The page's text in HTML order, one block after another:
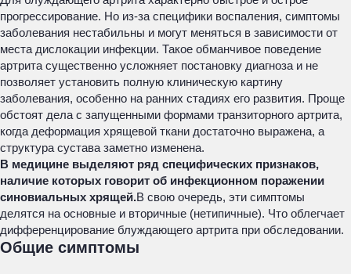
прогрессирование. Но из-за специфики воспаления, симптомы
заболевания нестабильны и могут меняться в зависимости от
места дислокации инфекции. Такое обманчивое поведение
артрита существенно усложняет постановку диагноза и не
позволяет установить полную клиническую картину
заболевания, особенно на ранних стадиях его развития. Проще
обстоят дела с запущенными формами транзиторного артрита,
когда деформация хрящевой ткани достаточно выражена, а
структура сустава заметно изменена.
В медицине выделяют ряд специфических признаков,
наличие которых говорит об инфекционном поражении
синовиальных хрящей.В свою очередь, эти симптомы
делятся на основные и вторичные (нетипичные). Что облегчает
дифференцирование блуждающего артрита при обследовании.
Общие симптомы